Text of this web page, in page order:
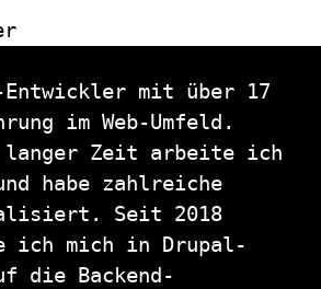
Entwickler mit über 17
im Web-Umfeld.
langer Zeit arbeite ich
habe zahlreiche
Seit 2018
ich mich in Drupal-
die Backend-